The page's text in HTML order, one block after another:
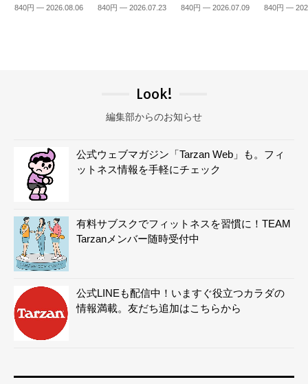
840円 — 2026.08.06 840円 — 2026.07.23 840円 — 2026.07.09 840円 —
Look!
編集部からのお知らせ
公式ウェブマガジン「Tarzan Web」も。フィ
ットネス情報を手軽にチェック
有料サブスクでフィットネスを習慣に！TEAM
Tarzanメンバー随時受付中
公式LINEも配信中！いますぐ役立つカラダの
情報満載。友だち追加はこちらから